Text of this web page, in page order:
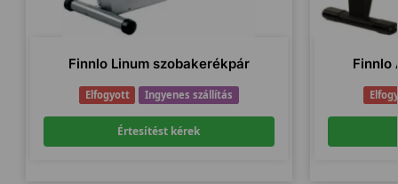
Finnlo Linum szobakerékpár
Elfogyott Ingyenes szállítás
Értesítést kérek
Finnlo